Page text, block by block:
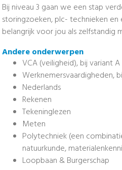
Bij niveau 3 gaan we een stap
storingzoeken, plc- technieken
belangrijk voor jou als zelfstandig
Andere onderwerpen
VCA (veiligheid), bij variant A
Werknemersvaardigheden,
Nederlands
Rekenen
Tekeninglezen
Meten
Polytechniek (een
natuurkunde,
Loopbaan & Burgerschap